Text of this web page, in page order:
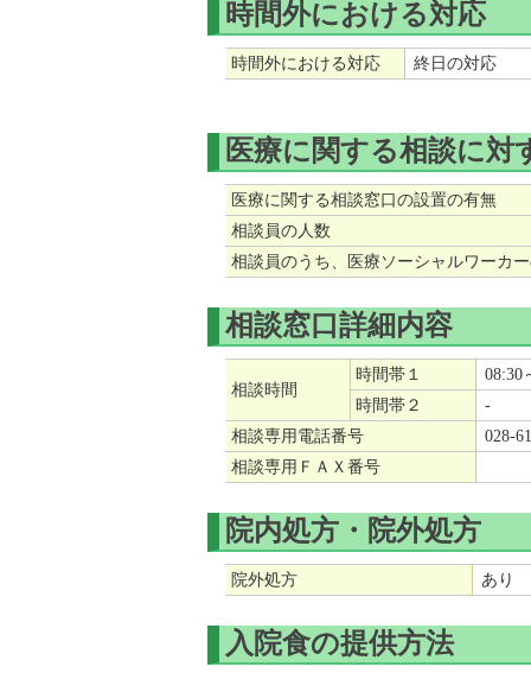
時間外における対応
時間外における対応 終日の対応
医療に関する相談に対
医療に関する相談窓口の設置の有無
相談員の人数
相談員のうち、医療ソーシャルワーカ
相談窓口詳細内容
相談時間
時間帯１
08:30
時間帯２
-
相談専用電話番号
028-
相談専用ＦＡＸ番号
院内処方・院外処方
院外処方 あり
入院食の提供方法